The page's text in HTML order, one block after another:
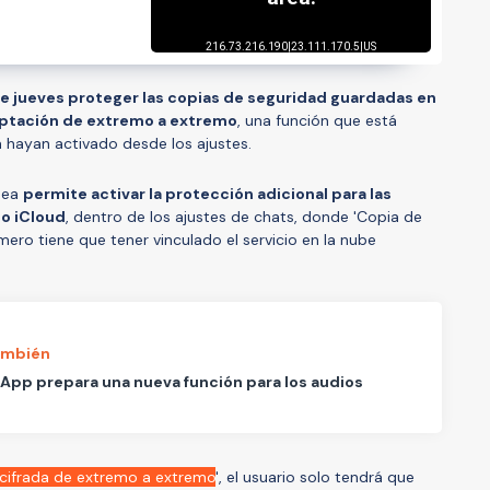
jueves proteger las copias de seguridad guardadas en
de extremo a extremo, una función que está
activado desde los ajustes.
permite activar la protección adicional para las
iCloud, dentro de los ajustes de chats, donde 'Copia de
tiene que tener vinculado el servicio en la nube
prepara una nueva función para los audios
de extremo a extremo', el usuario solo tendrá que